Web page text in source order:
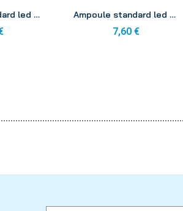
Ampoule standard led 330° e27 9w 240v 2700k Ampoule standard led 330° e27 9w 240v 4000k
7,60 €